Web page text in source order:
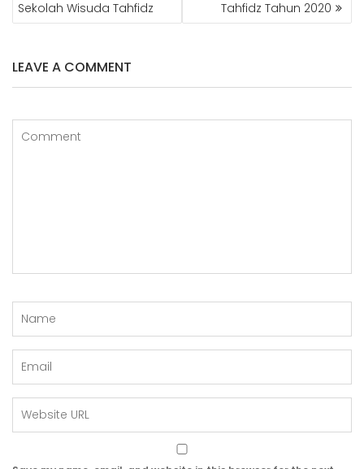
Sekolah Wisuda Tahfidz Tahfidz Tahun 2020
LEAVE A COMMENT